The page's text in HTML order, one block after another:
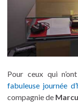
Pour ceux qui
fabuleuse journée
compagnie de